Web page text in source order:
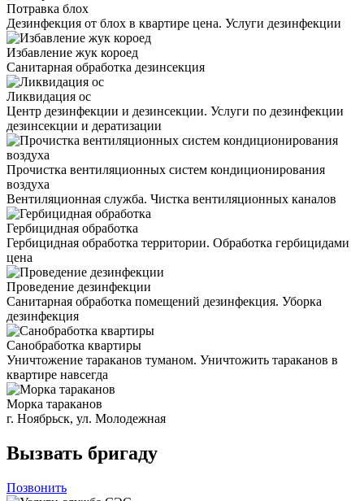
Потравка блох
Дезинфекция от блох в квартире цена. Услуги дезинфекции
Избавление жук короед
Санитарная обработка дезинсекция
Ликвидация ос
Центр дезинфекции и дезинсекции. Услуги по дезинфекции
дезинсекции и дератизации
Прочистка вентиляционных систем кондиционирования
воздуха
Вентиляционная служба. Чистка вентиляционных каналов
Гербицидная обработка
Гербицидная обработка территории. Обработка гербицидами
цена
Проведение дезинфекции
Санитарная обработка помещений дезинфекция. Уборка
дезинфекция
Санобработка квартиры
Уничтожение тараканов туманом. Уничтожить тараканов в
квартире навсегда
Морка тараканов
г. Ноябрьск, ул. Молодежная
Вызвать бригаду
Позвонить